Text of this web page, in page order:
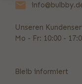
Unseren
Mo - Fr: 10:00 -
Bleib informiert